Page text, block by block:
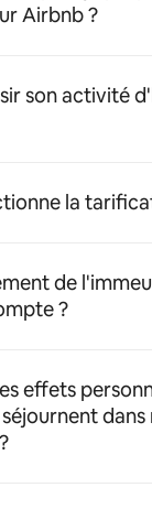
Airbnb ?
son activité
la
de
?
effets
dans